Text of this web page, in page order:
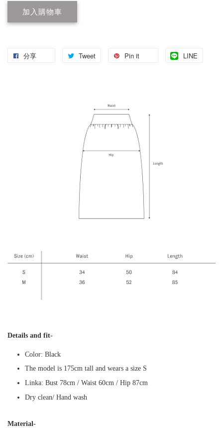
加入購物車
分享 Tweet Pin it LINE
Details and fit-
Color: Black
The model is 175cm tall and wears a size S
Linka: Bust 78cm / Waist 60cm / Hip 87cm
Dry clean/ Hand wash
Material-